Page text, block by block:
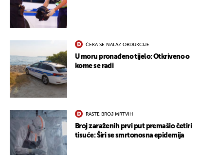
ČEKA SE NALAZ OBDUKCIJE
U moru pronađeno tijelo: Otkriveno o
kome se radi
RASTE BROJ MRTVIH
Broj zaraženih prvi put premašio četiri
tisuće: Širi se smrtonosna epidemija